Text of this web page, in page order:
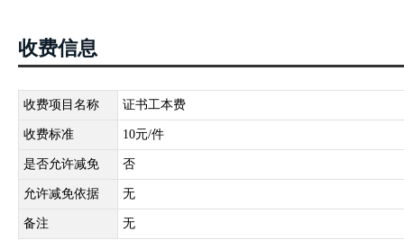
第四十条依法取得宅基地使用权，可以单独申请宅基地使用权登记。
依法利用宅基地建造住房及其附属设施的，可以申请宅基地使用
10.1.1 适用
依法取得宅基地使用权，可以单独申请宅基地使用权登记。
依法利用宅基地建造住房及其附属设施的，可以申请宅基地使用权及
收费信息
收费项目名称 证书工本费
收费标准 10元/件
是否允许减免 否
允许减免依据 无
备注 无